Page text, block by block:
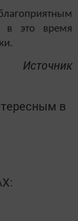
в это время
Источник
в